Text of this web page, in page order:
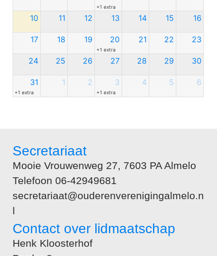
+1 extra
10 11 12 13 14 15 16
17 18 19 20
+1 extra
21 22 23
24 25 26 27 28 29 30
31
+1 extra
1 2 3
+1 extra
4 5 6
Secretariaat
Mooie Vrouwenweg 27, 7603 PA Almelo
Telefoon 06-42949681
secretariaat@ouderenverenigingalmelo.n
l
Contact over lidmaatschap
Henk Kloosterhof